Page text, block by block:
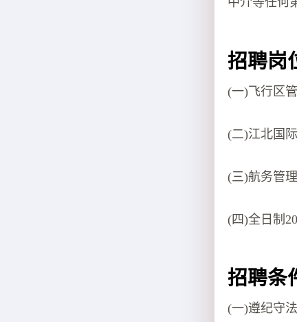
招聘岗
(一)飞行区
(二)江北国
(三)航务管
(四)全日制
招聘条
(一)遵纪守